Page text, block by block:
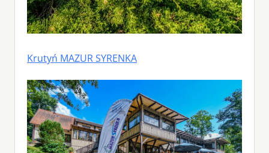
Krutyń MAZUR SYRENKA